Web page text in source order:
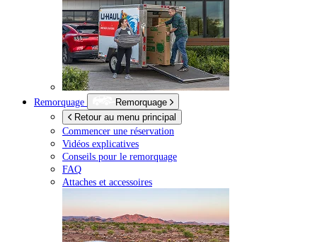
Remorquage
Remorquage
Retour au menu principal
Commencer une réservation
Vidéos explicatives
Conseils pour le remorquage
FAQ
Attaches et accessoires